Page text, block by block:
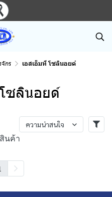
จักร เอสเอ็มที โซลินอยด์
ซลินอยด์
ความน่าสนใจ
นค้า